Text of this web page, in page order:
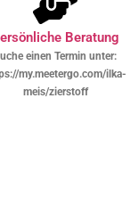
Beratung
einen Termin unter:
my.meetergo.com/ilka-
meis/zierstoff